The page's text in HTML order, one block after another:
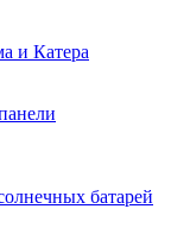
и Катера
батарей